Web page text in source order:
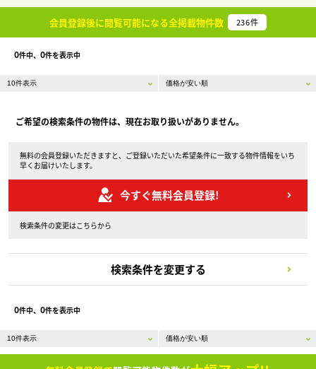
会員登録後に閲覧可能になる全掲載物件数 236件
0件中、 0件を表示中
ご希望の検索条件の物件は、現在お取り扱いがありません。
無料の会員登録いただきますと、ご登録いただいた希望条件に一致する物件情報をいち
早くお届けいたします。
今すぐ無料会員登録!
検索条件の変更はこちらから
検索条件を変更する
0件中、 0件を表示中